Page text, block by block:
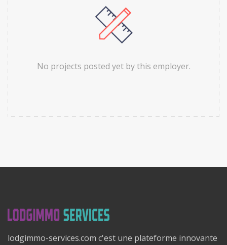
No projects posted yet by this employer.
lodgimmo-services.com c'est une plateforme innovante